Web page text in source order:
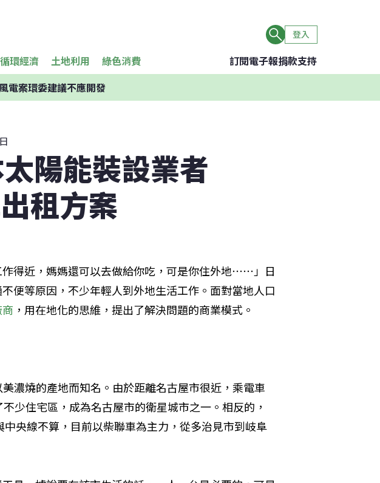
登入
循環經濟 土地利用 綠色消費 訂閱電子報捐款支持
電案環委建議不應開發
陽能裝設業者
租方案
作得近，媽媽還可以去做給你吃，可是你住外地⋯⋯」日
便等原因，不少年輕人到外地生活工作。面對當地人口
，用在地化的思維，提出了解決問題的商業模式。
濃燒的產地而知名。由於距離名古屋市很近，乘電車
少住宅區，成為名古屋市的衛星城市之一。相反的，
中央線不算，目前以柴聯車為主力，從多治見市到岐阜